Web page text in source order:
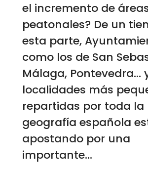
el incremento de
peatonales? De un
esta parte,
como los de San
Málaga, Pontevedra…
localidades más
repartidas por toda la
geografía española
apostando por una
importante...